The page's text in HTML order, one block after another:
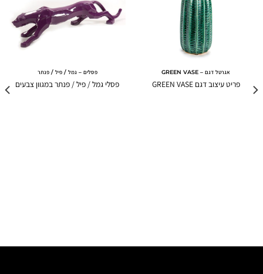
אגרטל דגם – GREEN VASE
פריט עיצוב דגם GREEN VASE
פסלים – גמל / פיל / פנתר
פסלי גמל / פיל / פנתר במגוון צבעים